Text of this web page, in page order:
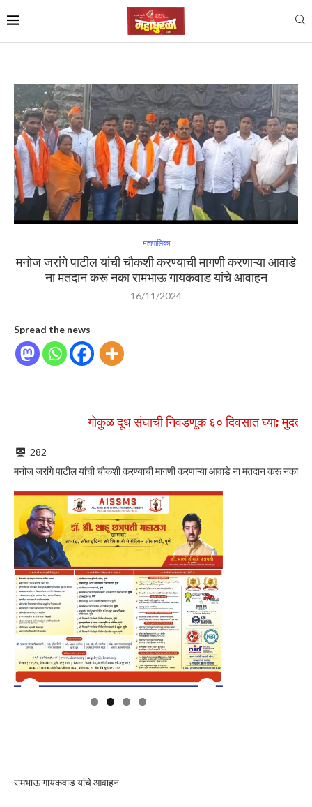
महापालिका
मनोज जरांगे पाटील यांची चौकशी करण्याची मागणी करणाऱ्या आवाडे
ना मतदान करू नका रामभाऊ गायकवाड यांचे आवाहन
16/11/2024
Spread the news
गोकुळ दूध संघाची निवडणूक ६० दिवसात घ्या; मुदत
282
मनोज जरांगे पाटील यांची चौकशी करण्याची मागणी करणाऱ्या आवाडे ना मतदान करू नका
रामभाऊ गायकवाड यांचे आवाहन